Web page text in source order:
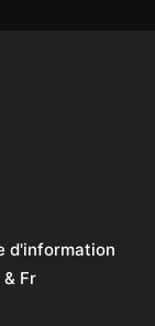
d'information
Fr